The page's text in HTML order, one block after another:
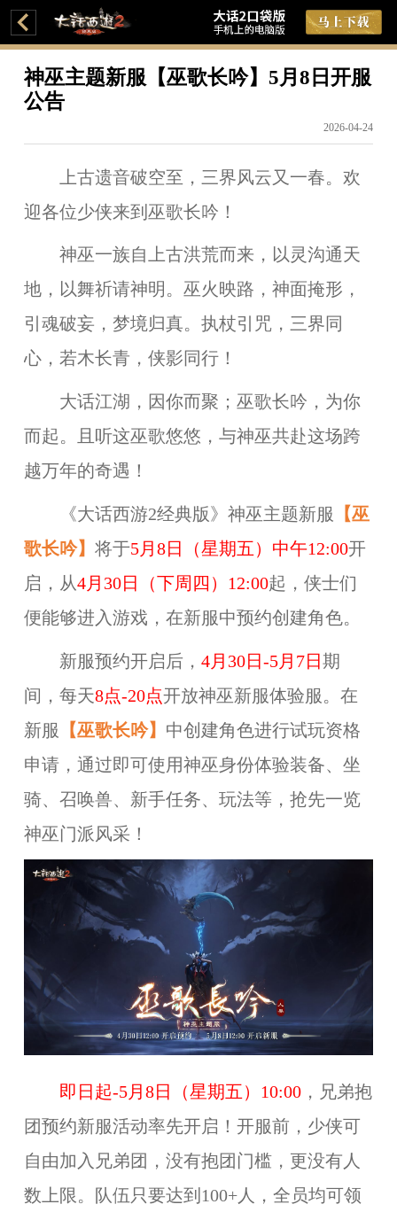
神巫主题新服【巫歌长吟】5月8日开服
公告
2026-04-24
上古遗音破空至，三界风云又一春。欢
迎各位少侠来到巫歌长吟！
神巫一族自上古洪荒而来，以灵沟通天
地，以舞祈请神明。巫火映路，神面掩形，
引魂破妄，梦境归真。执杖引咒，三界同
心，若木长青，侠影同行！
大话江湖，因你而聚；巫歌长吟，为你
而起。且听这巫歌悠悠，与神巫共赴这场跨
越万年的奇遇！
《大话西游2经典版》神巫主题新服 【巫
歌长吟】 将于5月8日（星期五）中午12:00开
启，从4月30日（下周四）12:00起，侠士们
便能够进入游戏，在新服中预约创建角色。
新服预约开启后， 4月30日-5月7日 期
间，每天8点-20点开放神巫新服体验服。在
新服 【巫歌长吟】 中创建角色进行试玩资格
申请，通过即可使用神巫身份体验装备、坐
骑、召唤兽、新手任务、玩法等，抢先一览
神巫门派风采！
即日起-5月8日（星期五）10:00，兄弟抱
团预约新服活动率先开启！开服前，少侠可
自由加入兄弟团，没有抱团门槛，更没有人
数上限。队伍只要达到100+人，全员均可领